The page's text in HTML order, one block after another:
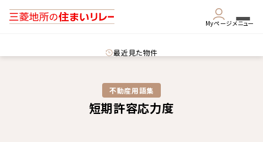
Myページメニュー
最近見た物件
不動産用語集​
短期許容応力度